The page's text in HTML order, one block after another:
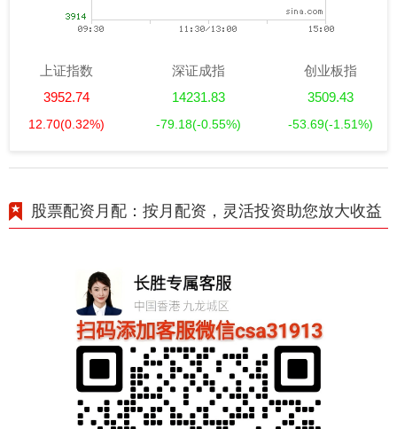
上证指数
3952.74
12.70(0.32%)
深证成指
14231.83
-79.18(-0.55%)
创业板指
3509.43
-53.69(-1.51%)
股票配资月配：按月配资，灵活投资助您放大收益